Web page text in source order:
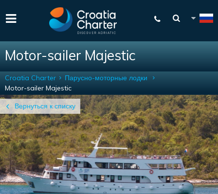
Motor-sailer Majestic
Вернуться к списку
Croatia Charter
Парусно-моторные лодки
Motor-sailer Majestic